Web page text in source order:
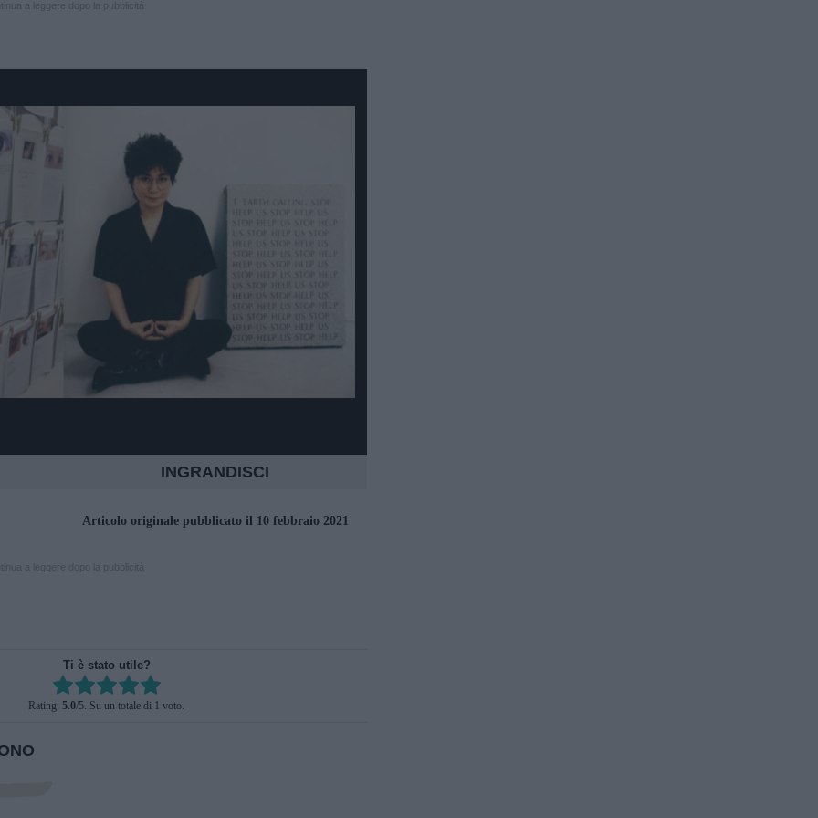
INGRANDISCI
Articolo originale pubblicato il 10 febbraio 2021
Ti è stato utile?
Rate this item:
Rating: 5.0/5. Su un totale di 1 voto.